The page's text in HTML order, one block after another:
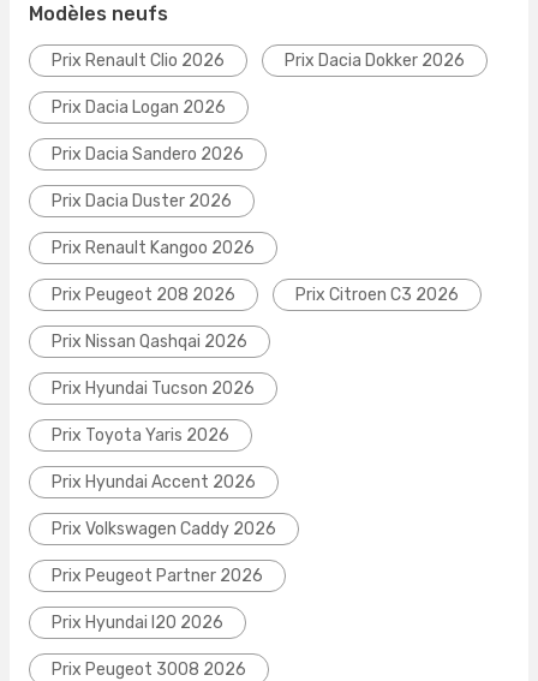
Modèles neufs
Prix Renault Clio 2026 Prix Dacia Dokker 2026
Prix Dacia Logan 2026
Prix Dacia Sandero 2026
Prix Dacia Duster 2026
Prix Renault Kangoo 2026
Prix Peugeot 208 2026 Prix Citroen C3 2026
Prix Nissan Qashqai 2026
Prix Hyundai Tucson 2026
Prix Toyota Yaris 2026
Prix Hyundai Accent 2026
Prix Volkswagen Caddy 2026
Prix Peugeot Partner 2026
Prix Hyundai I20 2026
Prix Peugeot 3008 2026